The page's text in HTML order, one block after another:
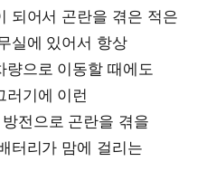
되어서 곤란을 겪은 적은
실에 있어서 항상
량으로 이동할 때에도
러기에 이런
전으로 곤란을 겪을
터리가 맘에 걸리는